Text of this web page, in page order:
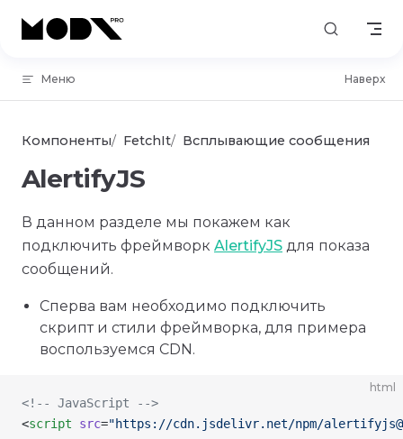
Skip to content
Меню Наверх
Компоненты FetchIt Всплывающие сообщения
AlertifyJS
В данном разделе мы покажем как
подключить фреймворк AlertifyJS для показа
сообщений.
Сперва вам необходимо подключить
скрипт и стили фреймворка, для примера
воспользуемся CDN.
html
<!-- JavaScript -->
<script src="https://cdn.jsdelivr.net/npm/